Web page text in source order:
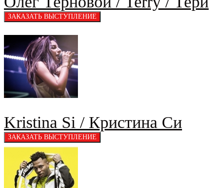
Kristina Si / Кристина Си